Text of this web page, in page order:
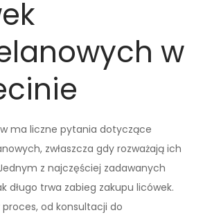
w
ma liczne pytania dotyczące
zwłaszcza gdy rozważają ich
z najczęściej zadawanych
długo trwa zabieg zakupu licówek.
proces, od konsultacji do